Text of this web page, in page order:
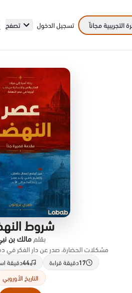
تصفح تسجيل الدخول التجريبية مجاناً
لا توجد كتب في الرف بعد.
شروط
بقلم مالك بن
مشكلات الحضارة، صدر عن دار الفكر في
17دقيقة قراءة 44دقيقة
التاريخ الأوروبي